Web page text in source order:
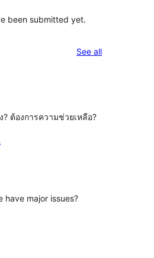
been submitted yet.
See allreviews
? ต้องการความช่วยเหลือ?
have major issues?